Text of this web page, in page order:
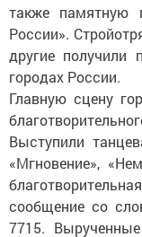
также памятную
России».
другие получили
городах России.
Главную сцену
Выступили
«Мгновение»,
сообщение со
7715.